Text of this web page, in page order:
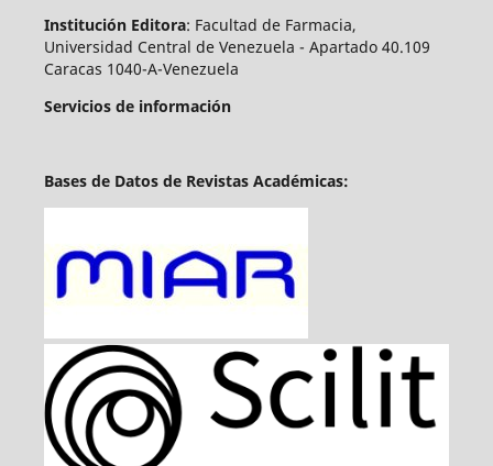
Institución Editora: Facultad de Farmacia,
Universidad Central de Venezuela - Apartado 40.109
Caracas 1040-A-Venezuela
Servicios de información
Bases de Datos de Revistas Académicas: